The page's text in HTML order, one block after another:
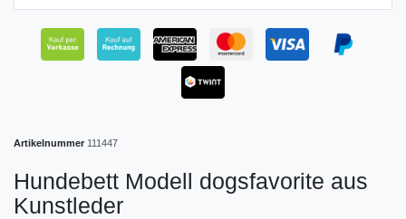
Artikelnummer 111447
Hundebett Modell dogsfavorite aus
Kunstleder